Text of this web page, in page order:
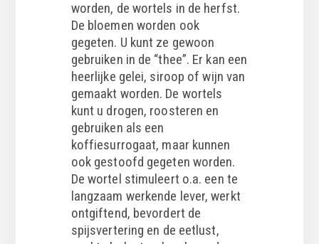
worden, de wortels in de herfst.
De bloemen worden ook
gegeten. U kunt ze gewoon
gebruiken in de “thee”. Er kan een
heerlijke gelei, siroop of wijn van
gemaakt worden. De wortels
kunt u drogen, roosteren en
gebruiken als een
koffiesurrogaat, maar kunnen
ook gestoofd gegeten worden.
De wortel stimuleert o.a. een te
langzaam werkende lever, werkt
ontgiftend, bevordert de
spijsvertering en de eetlust,